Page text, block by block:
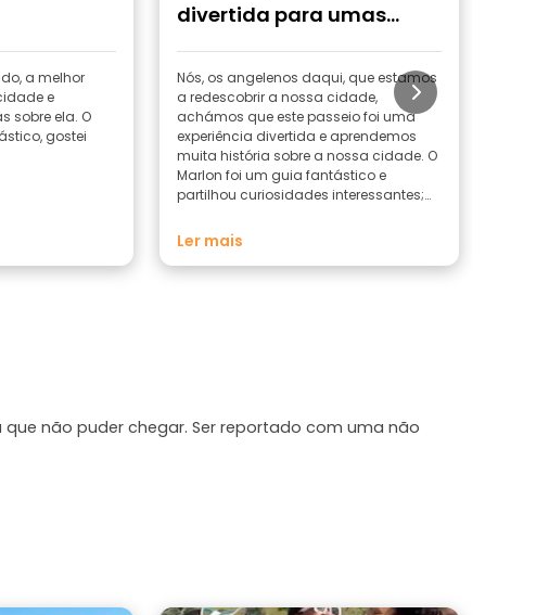
a melhor
e
sobre ela. O
gostei
divertida para umas
férias em casa”
Nós, os angelenos daqui, que estamos
a redescobrir a nossa cidade,
achámos que este passeio foi uma
experiência divertida e aprendemos
muita história sobre a nossa cidade. O
Marlon foi um guia fantástico e
partilhou curiosidades interessantes;
guarda-chuva, porque faz calor
Ler mais
não puder chegar. Ser reportado com uma não